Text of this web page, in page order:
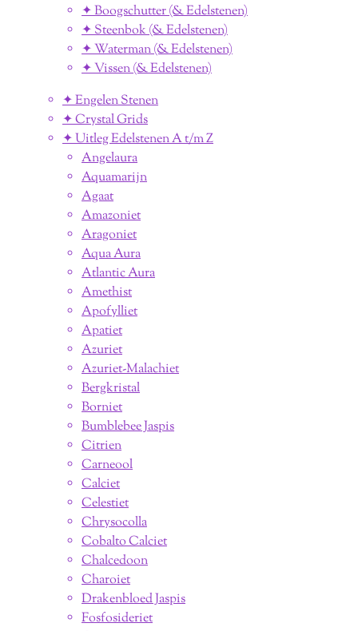
✦ Boogschutter (& Edelstenen)
✦ Steenbok (& Edelstenen)
✦ Waterman (& Edelstenen)
✦ Vissen (& Edelstenen)
✦ Engelen Stenen
✦ Crystal Grids
✦ Uitleg Edelstenen A t/m Z
Angelaura
Aquamarijn
Agaat
Amazoniet
Aragoniet
Aqua Aura
Atlantic Aura
Amethist
Apofylliet
Apatiet
Azuriet
Azuriet-Malachiet
Bergkristal
Borniet
Bumblebee Jaspis
Citrien
Carneool
Calciet
Celestiet
Chrysocolla
Cobalto Calciet
Chalcedoon
Charoiet
Drakenbloed Jaspis
Fosfosideriet